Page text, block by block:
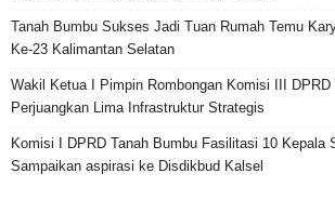
Tanah Bumbu Sukses Jadi Tuan Rumah Temu
Ke-23 Kalimantan Selatan
Wakil Ketua I Pimpin Rombongan Komisi III DPRD
Perjuangkan Lima Infrastruktur Strategis
Komisi I DPRD Tanah Bumbu Fasilitasi 10 Kepala
Sampaikan aspirasi ke Disdikbud Kalsel